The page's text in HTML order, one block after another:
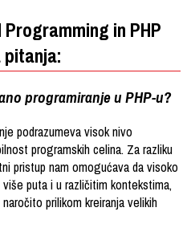
in PHP
programiranje u PHP-u?
podrazumeva visok nivo
programskih celina. Za razliku
pristup nam omogućava da visoko
puta i u različitim kontekstima,
prilikom kreiranja velikih